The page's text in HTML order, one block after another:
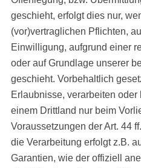
geschieht, erfolgt dies nur,
(vor)vertraglichen Pflichten,
Einwilligung, aufgrund einer
oder auf Grundlage unserer
geschieht. Vorbehaltlich
Erlaubnisse, verarbeiten
einem Drittland nur beim
Voraussetzungen der Art. 44
die Verarbeitung erfolgt z.B.
Garantien, wie der offiziell